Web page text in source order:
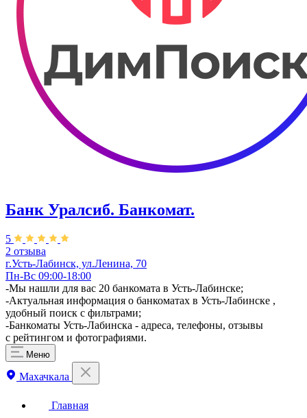
Банк Уралсиб. Банкомат.
5
2 отзыва
г.Усть-Лабинск, ул.​​Ленина, 70
Пн-Вс 09:00-18:00
-Мы нашли для вас 20 банкомата в Усть-Лабинске;
-Актуальная информация о банкоматах в Усть-Лабинске ,
удобный поиск с фильтрами;
-Банкоматы Усть-Лабинска - адреса, телефоны, отзывы
с рейтингом и фотографиями.
Меню
Махачкала
Главная